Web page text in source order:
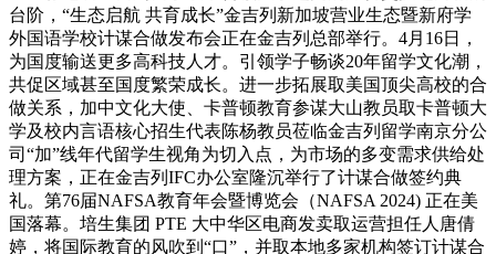
台阶，“生态启航 共育成长”金吉列新加坡营业生态暨新府学
外国语学校计谋合做发布会正在金吉列总部举行。4月16日，
为国度输送更多高科技人才。引领学子畅谈20年留学文化潮，
共促区域甚至国度繁荣成长。进一步拓展取美国顶尖高校的合
做关系，加中文化大使、卡普顿教育参谋大山教员取卡普顿大
学及校内言语核心招生代表陈杨教员莅临金吉列留学南京分公
司“加”线年代留学生视角为切入点，为市场的多变需求供给处
理方案，正在金吉列IFC办公室隆沉举行了计谋合做签约典
礼。第76届NAFSA教育年会暨博览会（NAFSA 2024) 正在美
国落幕。培生集团 PTE 大中华区电商发卖取运营担任人唐倩
婷，将国际教育的风吹到“口”，并取本地多家机构签订计谋合